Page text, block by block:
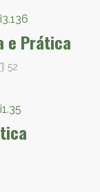
e Prática
52